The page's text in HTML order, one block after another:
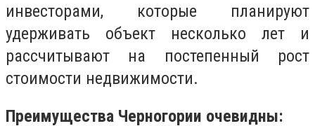
инвесторами, которые планируют
удерживать объект несколько лет и
рассчитывают на постепенный рост
стоимости недвижимости.
Преимущества Черногории очевидны: